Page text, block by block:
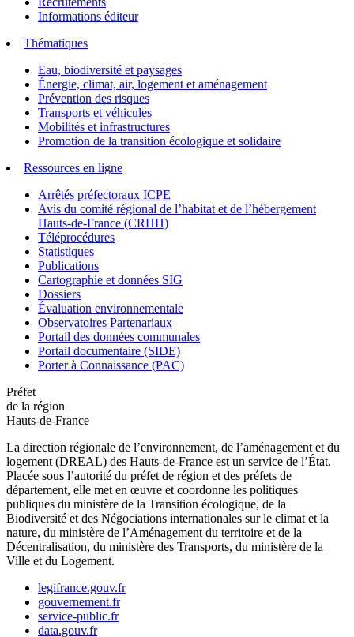
Informations éditeur
Thématiques
Eau, biodiversité et paysages
Énergie, climat, air, logement et aménagement
Prévention des risques
Transports et véhicules
Mobilités et infrastructures
Promotion de la transition écologique et solidaire
Ressources en ligne
Arrêtés préfectoraux ICPE
Avis du comité régional de l’habitat et de l’hébergement
Hauts-de-France (CRHH)
Téléprocédures
Statistiques
Publications
Cartographie et données SIG
Dossiers
Évaluation environnementale
Observatoires Partenariaux
Portail des données communales
Portail documentaire (SIDE)
Porter à Connaissance (PAC)
Préfet
de la région
Hauts-de-France
La direction régionale de l’environnement, de l’aménagement et du
logement (DREAL) des Hauts-de-France est un service de l’État.
Placée sous l’autorité du préfet de région et des préfets de
département, elle met en œuvre et coordonne les politiques
publiques du ministère de la Transition écologique, de la
Biodiversité et des Négociations internationales sur le climat et la
nature, du ministère de l’Aménagement du territoire et de la
Décentralisation, du ministère des Transports, du ministère de la
Ville et du Logement.
legifrance.gouv.fr
gouvernement.fr
service-public.fr
data.gouv.fr